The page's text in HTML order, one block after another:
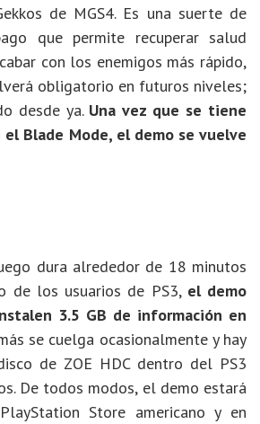
de MGS4. Es una suerte de
que permite recuperar salud
con los enemigos más rápido,
obligatorio en futuros niveles;
desde ya. Una vez que se tiene
Blade Mode, el demo se vuelve
dura alrededor de 18 minutos
de los usuarios de PS3, el demo
3.5 GB de información en
se cuelga ocasionalmente y hay
de ZOE HDC dentro del PS3
De todos modos, el demo estará
Store americano y en